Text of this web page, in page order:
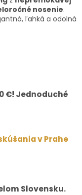
nosenie.
ľahká a odolná
€! Jednoduché
v Prahe
Slovensku.